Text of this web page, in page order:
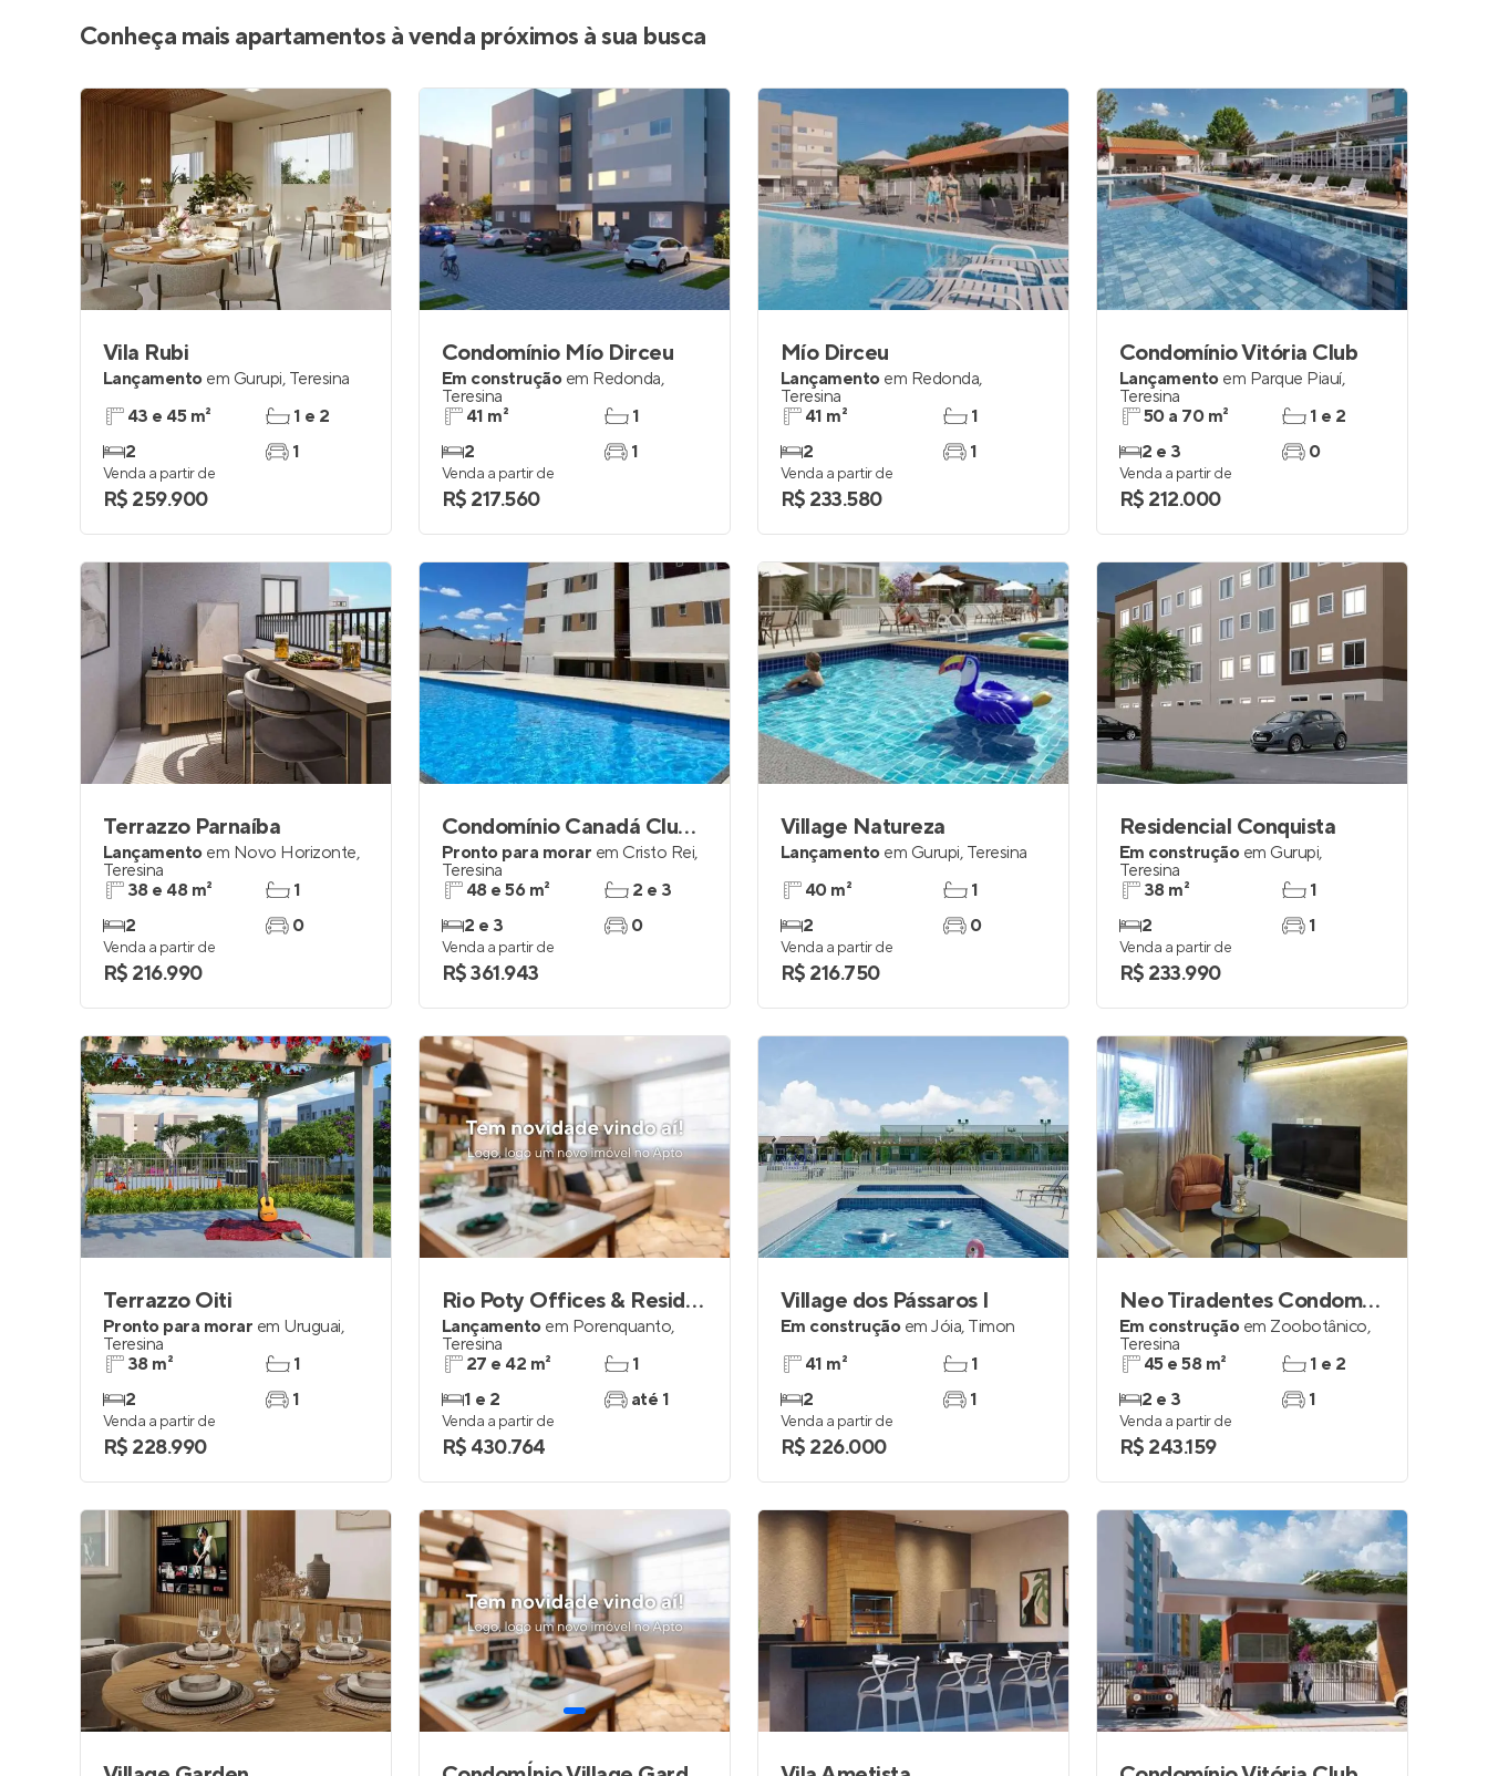
Conheça mais apartamentos à venda próximos à sua busca
Vila Rubi
Lançamento em Gurupi, Teresina
43 e 45 m²
2
1 e 2
1
Venda a partir de
R$ 259.900
Condomínio Mío Dirceu
Em construção em Redonda,
Teresina
41 m²
2
1
1
Venda a partir de
R$ 217.560
Mío Dirceu
Lançamento em Redonda,
Teresina
41 m²
2
1
1
Venda a partir de
R$ 233.580
Condomínio Vitória Club
Lançamento em Parque Piauí,
Teresina
50 a 70 m²
2 e 3
1 e 2
0
Venda a partir de
R$ 212.000
Terrazzo Parnaíba
Lançamento em Novo Horizonte,
Teresina
38 e 48 m²
2
1
0
Venda a partir de
R$ 216.990
Condomínio Canadá Club Residence
Pronto para morar em Cristo Rei,
Teresina
48 e 56 m²
2 e 3
2 e 3
0
Venda a partir de
R$ 361.943
Village Natureza
Lançamento em Gurupi, Teresina
40 m²
2
1
0
Venda a partir de
R$ 216.750
Residencial Conquista
Em construção em Gurupi,
Teresina
38 m²
2
1
1
Venda a partir de
R$ 233.990
Terrazzo Oiti
Pronto para morar em Uruguai,
Teresina
38 m²
2
1
1
Venda a partir de
R$ 228.990
Rio Poty Offices & Residences
Lançamento em Porenquanto,
Teresina
27 e 42 m²
1 e 2
1
até 1
Venda a partir de
R$ 430.764
Village dos Pássaros I
Em construção em Jóia, Timon
41 m²
2
1
1
Venda a partir de
R$ 226.000
Neo Tiradentes Condomínio Clube
Em construção em Zoobotânico,
Teresina
45 e 58 m²
2 e 3
1 e 2
1
Venda a partir de
R$ 243.159